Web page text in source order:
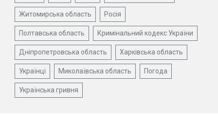
Житомирська область Росія
Полтавська область Кримінальний кодекс України
Дніпропетровська область Харківська область
Українці Миколаївська область Погода
Українська гривня